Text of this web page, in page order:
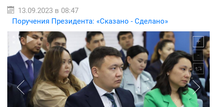
13.09.2023 в 08:47
Поручения Президента: «Сказано - Сделано»